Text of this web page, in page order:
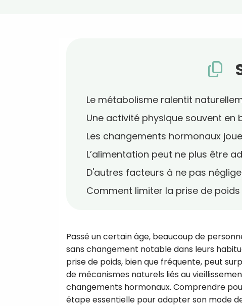
Le métabolisme ralentit
Une activité physique souvent en
Les changements hormonaux
L’alimentation peut ne plus être
D'autres facteurs à ne pas
Comment limiter la prise de
Passé un certain âge, beaucoup de
sans changement notable dans leurs
prise de poids, bien que fréquente, peut
de mécanismes naturels liés au
changements hormonaux. Comprendre
étape essentielle pour adapter son mode